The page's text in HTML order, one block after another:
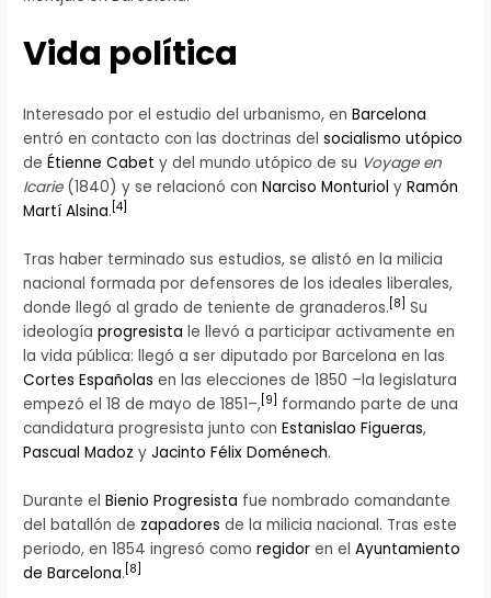
Vida política
Interesado por el estudio del urbanismo, enBarcelona
entró en contacto con las doctrinas delsocialismo utópico
deÉtienne Cabet y del mundo utópico de su Voyage en
Icarie(1840) y se relacionó conNarciso Monturiol yRamón
Martí Alsina. [4
Tras haber terminado sus estudios, se alistó en la milicia
nacional formada por defensores de los ideales liberales,
donde llegó al grado de teniente de granaderos. [8] Su
ideologíaprogresista le llevó a participar activamente en
la vida pública: llegó a ser diputado por Barcelona en las
Cortes Españolas en las elecciones de 1850 –la legislatura
empezó el 18 de mayo de 1851–,[9] formando parte de una
candidatura progresista junto conEstanislao Figueras,
Pascual Madoz yJacinto Félix Doménech.
Durante elBienio Progresista fue nombrado comandante
del batallón de zapadores de la milicia nacional. Tras este
periodo, en 1854 ingresó comoregidor en elAyuntamiento
de Barcelona. [8]